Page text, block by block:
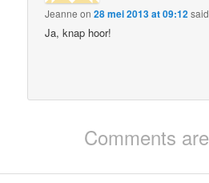
Jeanne on28 mei 2013 at 09:12
Ja, knap hoor!
Comments